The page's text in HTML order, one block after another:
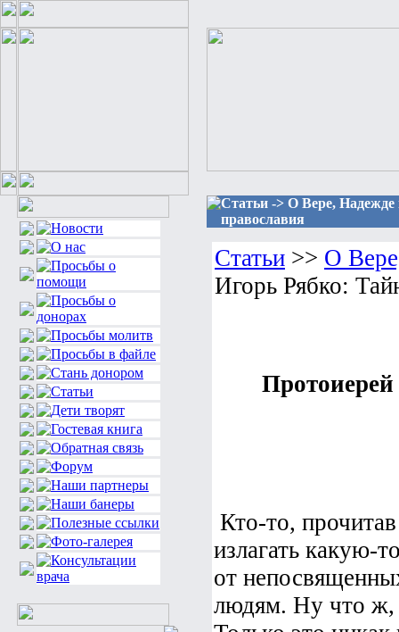
Статьи -> О Вере,
православия
Статьи >> О
Игорь Рябко:
Кто-то,
излагать какую-
от
людям. Ну что ж,